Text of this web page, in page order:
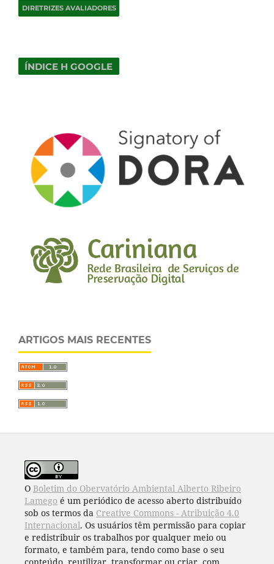
ARTIGOS MAIS RECENTES
O Boletim do Obervatório Ambiental Alberto Ribeiro
Lamego é um periódico de acesso aberto distribuído
sob os termos da Creative Commons - Atribuição 4.0
Internacional. Os usuários têm permissão para copiar
e redistribuir os trabalhos por qualquer meio ou
formato, e também para, tendo como base o seu